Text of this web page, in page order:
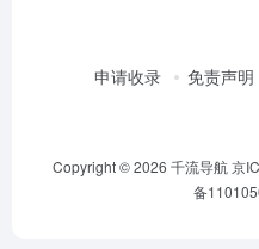
申请收录 免责声明
Copyright © 2026 千流导航京
备